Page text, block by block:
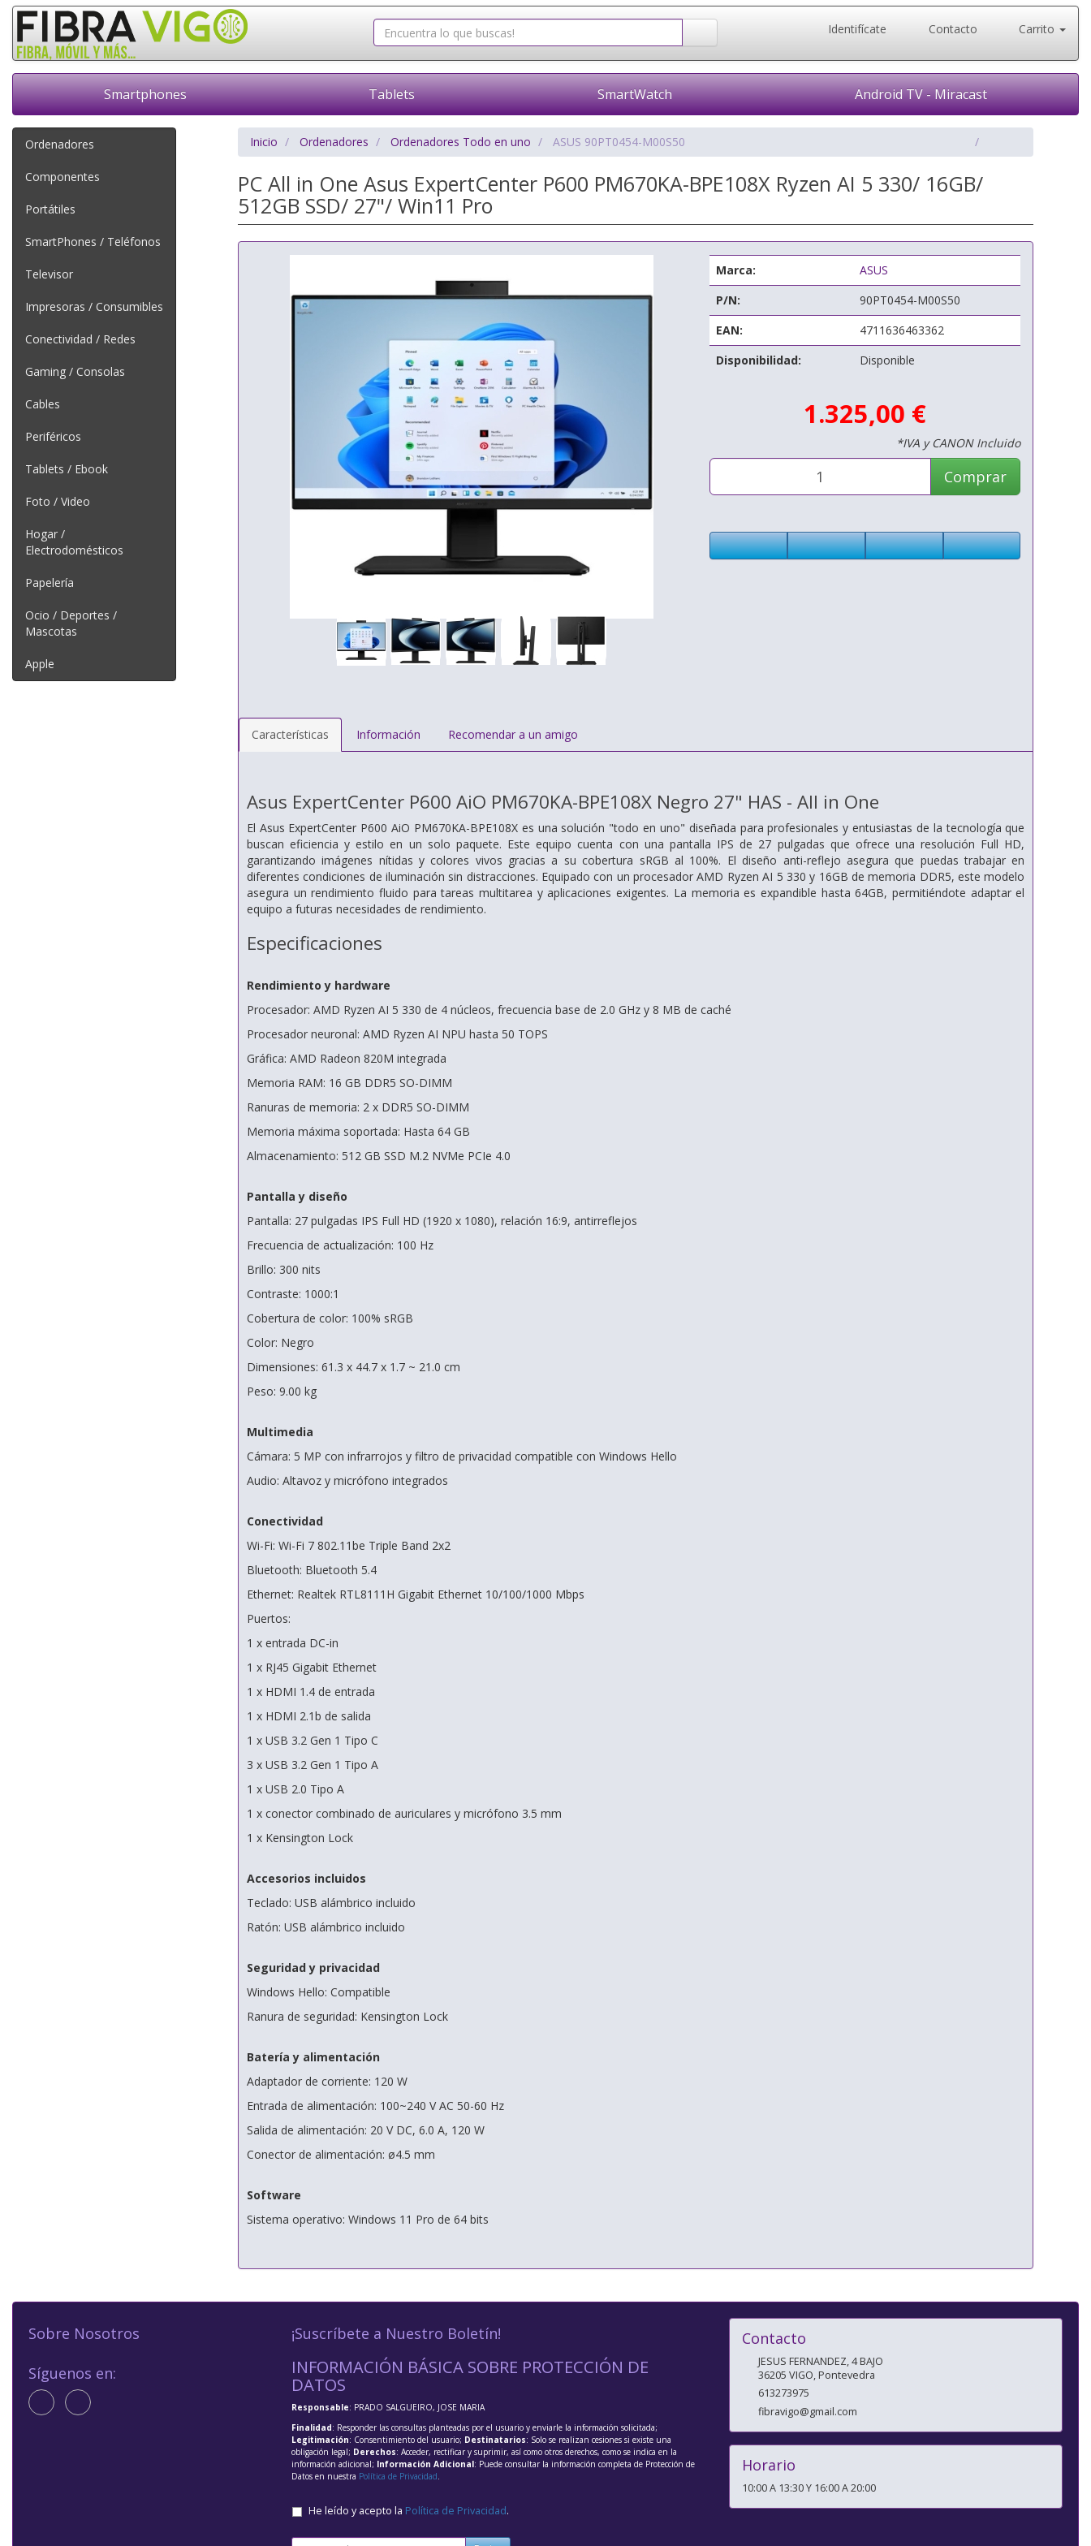
Identifícate Contacto Carrito
Smartphones Tablets SmartWatch Android TV - Miracast
Ordenadores
Componentes
Portátiles
SmartPhones / Teléfonos
Televisor
Impresoras / Consumibles
Conectividad / Redes
Gaming / Consolas
Cables
Periféricos
Tablets / Ebook
Foto / Video
Hogar /
Electrodomésticos
Papelería
Ocio / Deportes /
Mascotas
Apple
Inicio Ordenadores Ordenadores Todo en uno ASUS 90PT0454-M00S50
PC All in One Asus ExpertCenter P600 PM670KA-BPE108X Ryzen AI 5 330/ 16GB/
512GB SSD/ 27"/ Win11 Pro
Marca:
ASUS
P/N:
90PT0454-M00S50
EAN:
4711636463362
Disponibilidad:
Disponible
1.325,00 €
*IVA y CANON Incluido
Comprar
Características Información Recomendar a un amigo
Asus ExpertCenter P600 AiO PM670KA-BPE108X Negro 27" HAS - All in One
El Asus ExpertCenter P600 AiO PM670KA-BPE108X es una solución "todo en uno" diseñada para profesionales y entusiastas de la tecnología que
buscan eficiencia y estilo en un solo paquete. Este equipo cuenta con una pantalla IPS de 27 pulgadas que ofrece una resolución Full HD,
garantizando imágenes nítidas y colores vivos gracias a su cobertura sRGB al 100%. El diseño anti-reflejo asegura que puedas trabajar en
diferentes condiciones de iluminación sin distracciones. Equipado con un procesador AMD Ryzen AI 5 330 y 16GB de memoria DDR5, este modelo
asegura un rendimiento fluido para tareas multitarea y aplicaciones exigentes. La memoria es expandible hasta 64GB, permitiéndote adaptar el
equipo a futuras necesidades de rendimiento.
Especificaciones
Rendimiento y hardware
Procesador: AMD Ryzen AI 5 330 de 4 núcleos, frecuencia base de 2.0 GHz y 8 MB de caché
Procesador neuronal: AMD Ryzen AI NPU hasta 50 TOPS
Gráfica: AMD Radeon 820M integrada
Memoria RAM: 16 GB DDR5 SO-DIMM
Ranuras de memoria: 2 x DDR5 SO-DIMM
Memoria máxima soportada: Hasta 64 GB
Almacenamiento: 512 GB SSD M.2 NVMe PCIe 4.0
Pantalla y diseño
Pantalla: 27 pulgadas IPS Full HD (1920 x 1080), relación 16:9, antirreflejos
Frecuencia de actualización: 100 Hz
Brillo: 300 nits
Contraste: 1000:1
Cobertura de color: 100% sRGB
Color: Negro
Dimensiones: 61.3 x 44.7 x 1.7 ~ 21.0 cm
Peso: 9.00 kg
Multimedia
Cámara: 5 MP con infrarrojos y filtro de privacidad compatible con Windows Hello
Audio: Altavoz y micrófono integrados
Conectividad
Wi-Fi: Wi-Fi 7 802.11be Triple Band 2x2
Bluetooth: Bluetooth 5.4
Ethernet: Realtek RTL8111H Gigabit Ethernet 10/100/1000 Mbps
Puertos:
1 x entrada DC-in
1 x RJ45 Gigabit Ethernet
1 x HDMI 1.4 de entrada
1 x HDMI 2.1b de salida
1 x USB 3.2 Gen 1 Tipo C
3 x USB 3.2 Gen 1 Tipo A
1 x USB 2.0 Tipo A
1 x conector combinado de auriculares y micrófono 3.5 mm
1 x Kensington Lock
Accesorios incluidos
Teclado: USB alámbrico incluido
Ratón: USB alámbrico incluido
Seguridad y privacidad
Windows Hello: Compatible
Ranura de seguridad: Kensington Lock
Batería y alimentación
Adaptador de corriente: 120 W
Entrada de alimentación: 100~240 V AC 50-60 Hz
Salida de alimentación: 20 V DC, 6.0 A, 120 W
Conector de alimentación: ø4.5 mm
Software
Sistema operativo: Windows 11 Pro de 64 bits
Sobre Nosotros
Síguenos en:
¡Suscríbete a Nuestro Boletín!
INFORMACIÓN BÁSICA SOBRE PROTECCIÓN DE
DATOS
Responsable: PRADO SALGUEIRO, JOSE MARIA
Finalidad: Responder las consultas planteadas por el usuario y enviarle la información solicitada;
Legitimación: Consentimiento del usuario; Destinatarios: Solo se realizan cesiones si existe una
obligación legal; Derechos: Acceder, rectificar y suprimir, así como otros derechos, como se indica en la
información adicional; Información Adicional: Puede consultar la información completa de Protección de
Datos en nuestra Política de Privacidad.
He leído y acepto la Política de Privacidad.
Contacto
JESUS FERNANDEZ, 4 BAJO
36205 VIGO,Pontevedra
613273975
fibravigo@gmail.com
Horario
10:00 A 13:30 Y 16:00 A 20:00